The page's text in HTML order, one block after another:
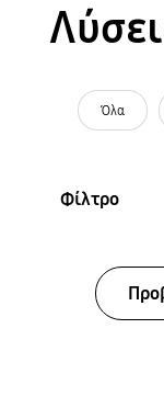
Όλα
Φίλτρο